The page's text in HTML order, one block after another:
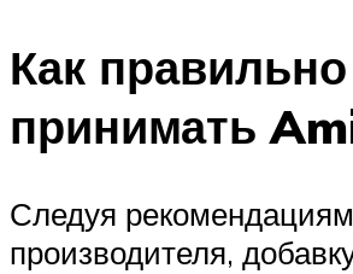
Как правильно
принимать
Следуя рекомендациям
производителя,